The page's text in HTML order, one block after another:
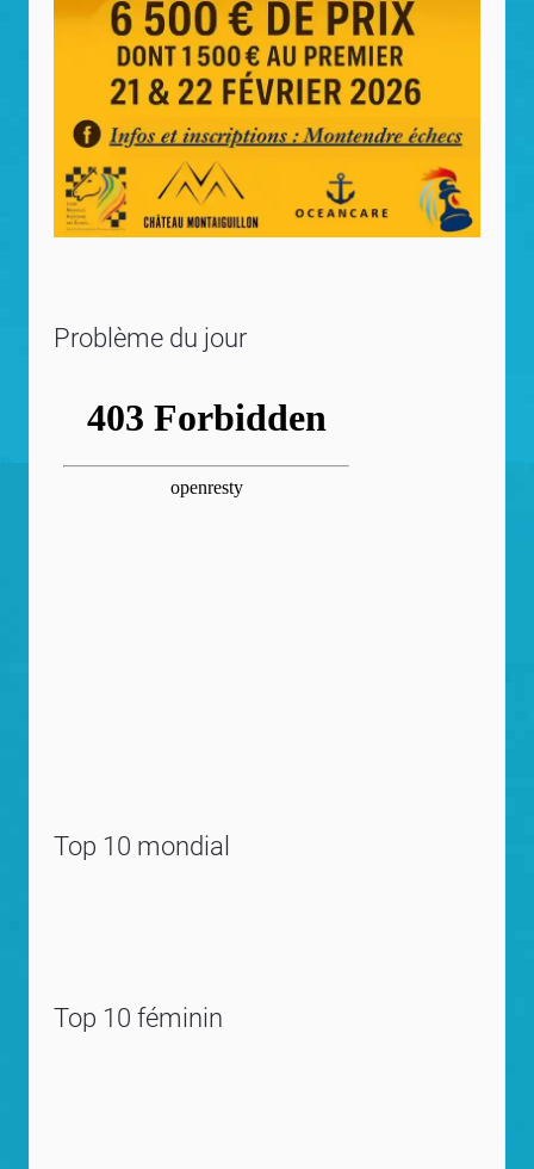
Problème du jour
Top 10 mondial
Top 10 féminin